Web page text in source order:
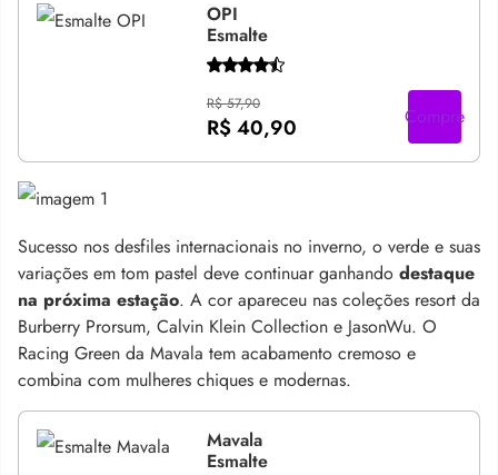
OPI
Esmalte
R$ 57,90
R$ 40,90 Compre
Sucesso nos desfiles internacionais no inverno, o verde e suas
variações em tom pastel deve continuar ganhando destaque
na próxima estação. A cor apareceu nas coleções resort da
Burberry Prorsum, Calvin Klein Collection e JasonWu. O
Racing Green da Mavala tem acabamento cremoso e
combina com mulheres chiques e modernas.
Mavala
Esmalte